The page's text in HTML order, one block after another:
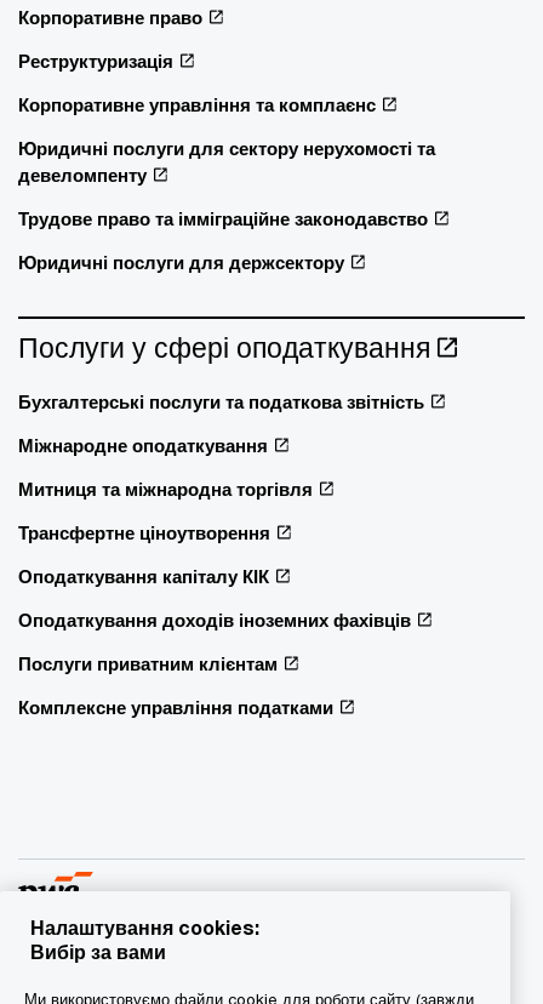
Корпоративне право
Реструктуризація
Корпоративне управління та комплаєнс
Юридичні послуги для сектору нерухомості та
девеломпенту
Трудове право та імміграційне законодавство
Юридичні послуги для держсектору
Послуги у сфері оподаткування
Бухгалтерські послуги та податкова звітність
Міжнародне оподаткування
Митниця та міжнародна торгівля
Трансфертне ціноутворення
Оподаткування капіталу КІК
Оподаткування доходів іноземних фахівців
Послуги приватним клієнтам
Комплексне управління податками
Налаштування cookies:
Вибір за вами
Ми використовуємо файли cookie для роботи сайту (завжди